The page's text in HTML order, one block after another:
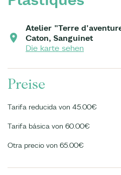
Atelier "Terre
Caton, Sanguinet
Die karte sehen
Preise
Tarifa reducida von 45.00€
Tarifa básica von 60.00€
Otra precio von 65.00€